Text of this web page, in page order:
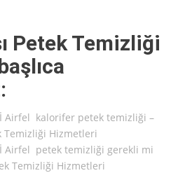
Petek Temizliği
Airfel kalorifer petek temizliği –
Temizliği Hizmetleri
Airfel petek temizliği gerekli mi
Temizliği Hizmetleri